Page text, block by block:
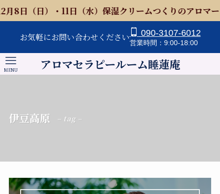
日（水）保湿クリームつくりのアロマークショップを
お気軽にお問い合わせください 090-3107-6012
営業時間：9:00-18:00
アロマセラピールーム睡蓮庵
MENU
伊豆高原 – tag –